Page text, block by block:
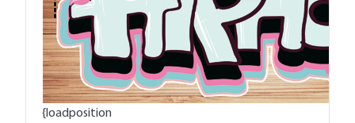
{loadposition